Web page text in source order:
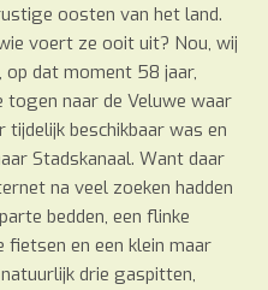
oosten van het land.
voert ze ooit uit? Nou, wij
op dat moment 58 jaar,
togen naar de Veluwe waar
tijdelijk beschikbaar was en
Stadskanaal. Want daar
na veel zoeken hadden
bedden, een flinke
fietsen en een klein maar
drie gaspitten,